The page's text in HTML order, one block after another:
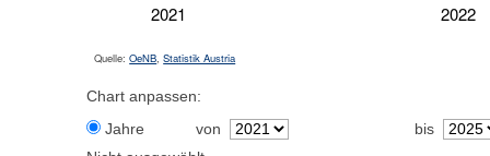
2021 2022
Quelle:OeNB,Statistik Austria
Chart anpassen:
Jahre
von
bis